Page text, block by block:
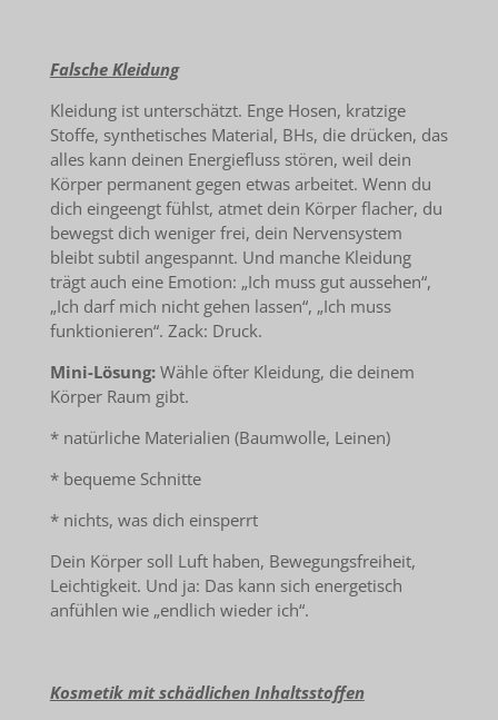
Falsche Kleidung
Kleidung ist unterschätzt. Enge Hosen, kratzige
Stoffe, synthetisches Material, BHs, die drücken, das
alles kann deinen Energiefluss stören, weil dein
Körper permanent gegen etwas arbeitet. Wenn du
dich eingeengt fühlst, atmet dein Körper flacher, du
bewegst dich weniger frei, dein Nervensystem
bleibt subtil angespannt. Und manche Kleidung
trägt auch eine Emotion: „Ich muss gut aussehen“,
„Ich darf mich nicht gehen lassen“, „Ich muss
funktionieren“. Zack: Druck.
Mini-Lösung: Wähle öfter Kleidung, die deinem
Körper Raum gibt.
* natürliche Materialien (Baumwolle, Leinen)
* bequeme Schnitte
* nichts, was dich einsperrt
Dein Körper soll Luft haben, Bewegungsfreiheit,
Leichtigkeit. Und ja: Das kann sich energetisch
anfühlen wie „endlich wieder ich“.
Kosmetik mit schädlichen Inhaltsstoffen